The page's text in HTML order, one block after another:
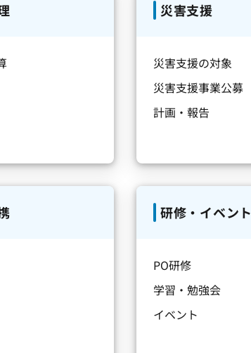
災害支援
災害支援の対象
災害支援事業公募
計画・報告
研修・イベント
PO研修
学習・勉強会
イベント